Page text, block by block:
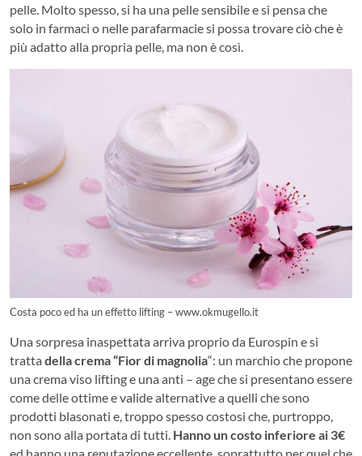
pelle. Molto spesso, si ha una pelle sensibile e si pensa che
solo in farmaci o nelle parafarmacie si possa trovare ciò che è
più adatto alla propria pelle, ma non è così.
Costa poco ed ha un effetto lifting – www.okmugello.it
Una sorpresa inaspettata arriva proprio da Eurospin e si
tratta della crema “Fior di magnolia“: un marchio che propone
una crema viso lifting e una anti – age che si presentano essere
come delle ottime e valide alternative a quelli che sono
prodotti blasonati e, troppo spesso costosi che, purtroppo,
non sono alla portata di tutti. Hanno un costo inferiore ai 3€